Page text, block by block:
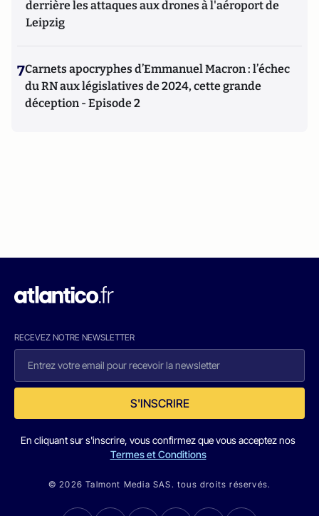
derrière les attaques aux drones à l'aéroport de
Leipzig
7Carnets apocryphes d’Emmanuel Macron : l’échec
du RN aux législatives de 2024, cette grande
déception - Episode 2
RECEVEZ NOTRE NEWSLETTER
S'INSCRIRE
En cliquant sur s'inscrire, vous confirmez que vous acceptez nos
Termes et Conditions
© 2026 Talmont Media SAS. tous droits réservés.